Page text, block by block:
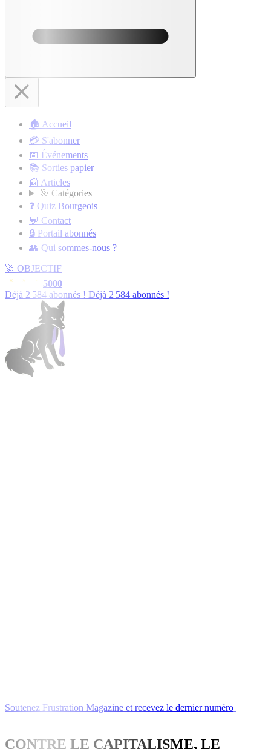
🏠 Accueil
💳 S'abonner
📅 Événements
📚 Sorties papier
📰 Articles
🎯 Catégories
❓ Quiz Bourgeois
💬 Contact
🔒 Portail abonnés
👥 Qui sommes-nous ?
🚀 OBJECTIF
5000
Déjà 2 587 abonnés ! Déjà 2 587 abonnés !
Soutenez Frustration Magazine et recevez le dernier numéro
CONTRE LE CAPITALISME, LE